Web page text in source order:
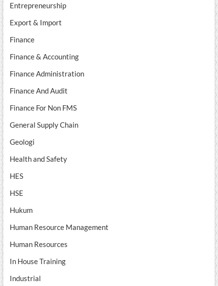
Entrepreneurship
Export & Import
Finance
Finance & Accounting
Finance Administration
Finance And Audit
Finance For Non FMS
General Supply Chain
Geologi
Health and Safety
HES
HSE
Hukum
Human Resource Management
Human Resources
In House Training
Industrial